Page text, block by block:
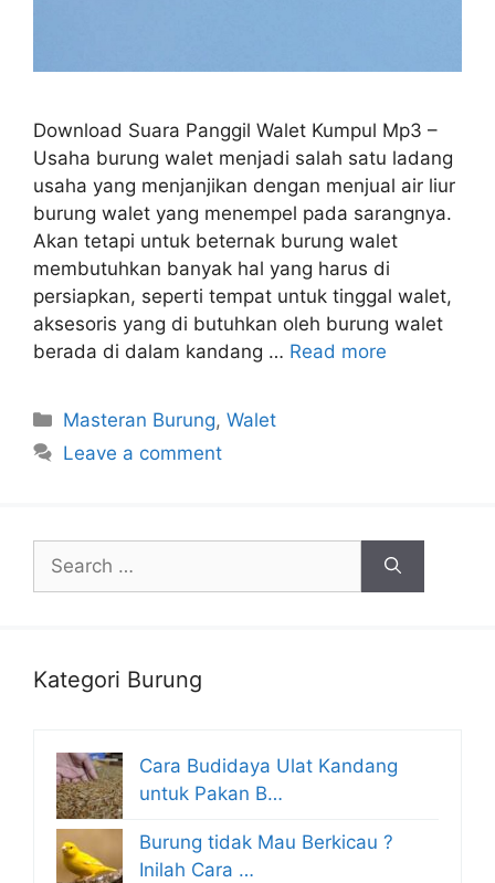
Download Suara Panggil Walet Kumpul Mp3 –
Usaha burung walet menjadi salah satu ladang
usaha yang menjanjikan dengan menjual air liur
burung walet yang menempel pada sarangnya.
Akan tetapi untuk beternak burung walet
membutuhkan banyak hal yang harus di
persiapkan, seperti tempat untuk tinggal walet,
aksesoris yang di butuhkan oleh burung walet
berada di dalam kandang … Read more
Categories
Masteran Burung,Walet
Leave a comment
for:
Kategori Burung
Cara Budidaya Ulat Kandang
untuk Pakan B…
Burung tidak Mau Berkicau ?
Inilah Cara …